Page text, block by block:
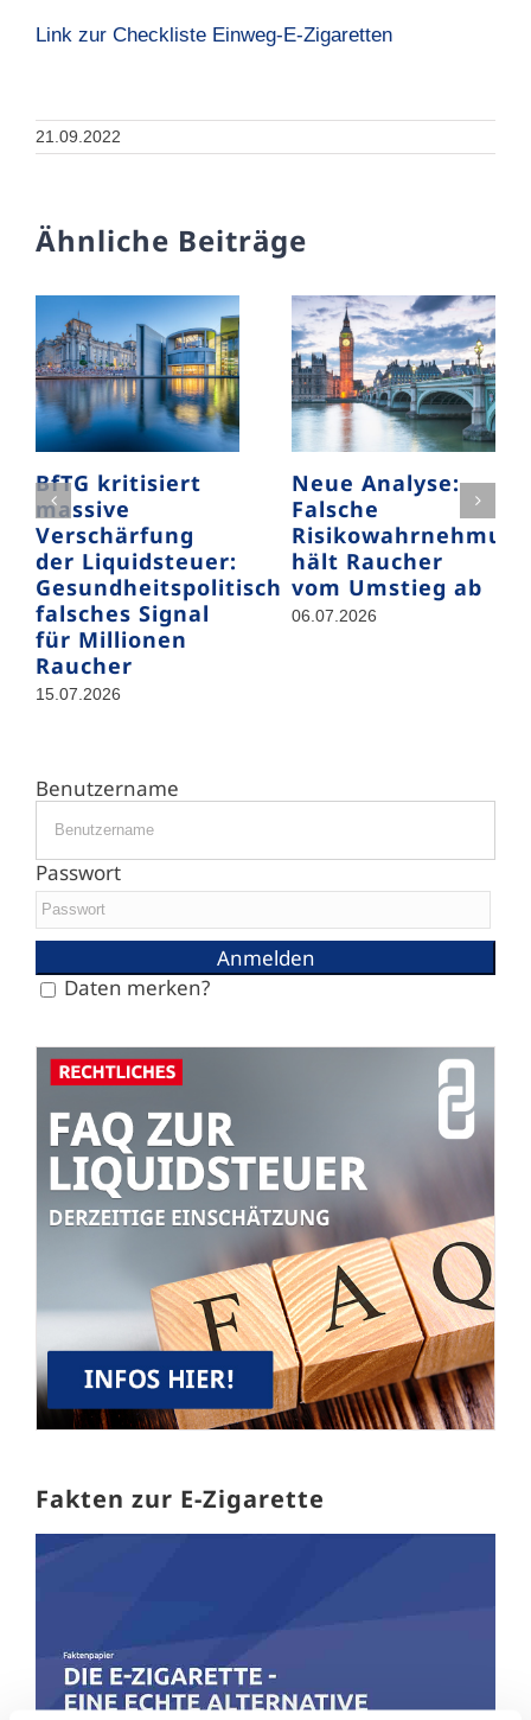
Link zur Checkliste Einweg-E-Zigaretten
21.09.2022
Ähnliche Beiträge
BfTG kritisiert
massive
Verschärfung
der Liquidsteuer:
Gesundheitspolitisch
falsches Signal
für Millionen
Raucher
15.07.2026
Neue Analyse:
Falsche
hält Raucher
vom Umstieg ab
06.07.2026
Benutzername
Passwort
Daten merken?
Fakten zur E-Zigarette